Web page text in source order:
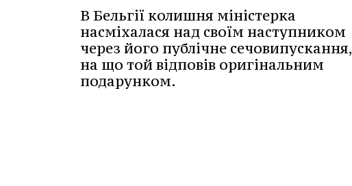
В Бельгії колишня міністерка
насміхалася над своїм наступником
через його публічне сечовипускання,
на що той відповів оригінальним
подарунком.